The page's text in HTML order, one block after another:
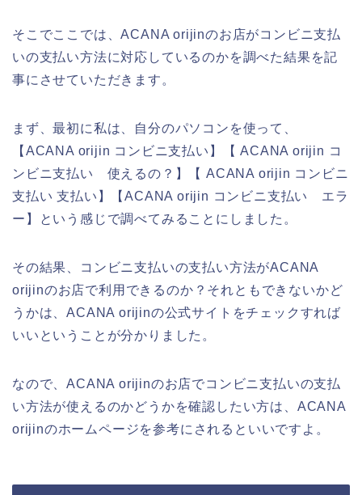
そこでここでは、ACANA orijinのお店がコンビニ支払
いの支払い方法に対応しているのかを調べた結果を記
事にさせていただきます。
まず、最初に私は、自分のパソコンを使って、
【ACANA orijin コンビニ支払い】【 ACANA orijin コ
ンビニ支払い 使えるの？】【 ACANA orijin コンビニ
支払い 支払い】【ACANA orijin コンビニ支払い エラ
ー】という感じで調べてみることにしました。
その結果、コンビニ支払いの支払い方法がACANA
orijinのお店で利用できるのか？それともできないかど
うかは、ACANA orijinの公式サイトをチェックすれば
いいということが分かりました。
なので、ACANA orijinのお店でコンビニ支払いの支払
い方法が使えるのかどうかを確認したい方は、ACANA
orijinのホームページを参考にされるといいですよ。